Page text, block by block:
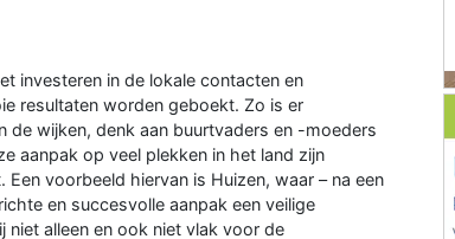
investeren in de lokale contacten en
resultaten worden geboekt. Zo is er
de wijken, denk aan buurtvaders en -moeders
aanpak op veel plekken in het land zijn
voorbeeld hiervan is Huizen, waar – na een
en succesvolle aanpak een veilige
niet alleen en ook niet vlak voor de